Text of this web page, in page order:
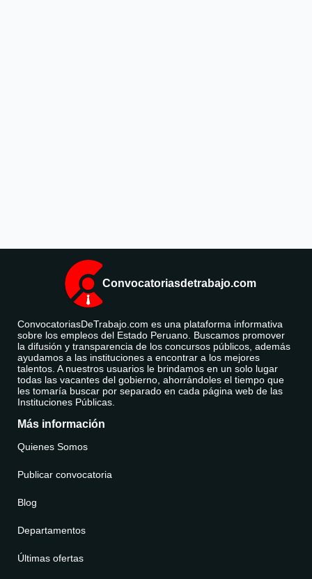
Convocatoriasdetrabajo.com
ConvocatoriasDeTrabajo.com es una plataforma informativa
sobre los empleos del Estado Peruano. Buscamos promover
la difusión y transparencia de los concursos públicos, además
ayudamos a las instituciones a encontrar a los mejores
talentos. A nuestros usuarios le brindamos en un solo lugar
todas las vacantes del gobierno, ahorrándoles el tiempo que
les tomaría buscar por separado en cada página web de las
Instituciones Públicas.
Más información
Quienes Somos
Publicar convocatoria
Blog
Departamentos
Últimas ofertas